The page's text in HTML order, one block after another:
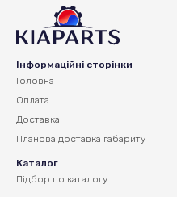
Інформаційні сторінки
Головна
Оплата
Доставка
Планова доставка габариту
Каталог
Підбор по каталогу